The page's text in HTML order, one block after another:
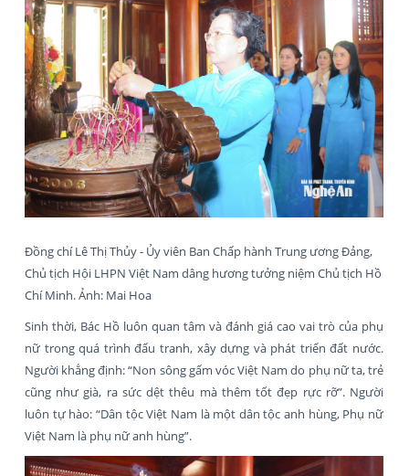
Đồng chí Lê Thị Thủy - Ủy viên Ban Chấp hành Trung ương Đảng,
Chủ tịch Hội LHPN Việt Nam dâng hương tưởng niệm Chủ tịch Hồ
Chí Minh. Ảnh: Mai Hoa
Sinh thời, Bác Hồ luôn quan tâm và đánh giá cao vai trò của phụ
nữ trong quá trình đấu tranh, xây dựng và phát triển đất nước.
Người khẳng định: “Non sông gấm vóc Việt Nam do phụ nữ ta, trẻ
cũng như già, ra sức dệt thêu mà thêm tốt đẹp rực rỡ”. Người
luôn tự hào: “Dân tộc Việt Nam là một dân tộc anh hùng, Phụ nữ
Việt Nam là phụ nữ anh hùng”.